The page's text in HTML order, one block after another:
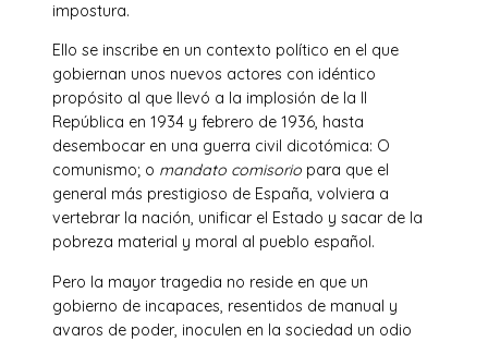
impostura.
Ello se inscribe en un contexto político en el que
gobiernan unos nuevos actores con idéntico
propósito al que llevó a la implosión de la II
República en 1934 y febrero de 1936, hasta
desembocar en una guerra civil dicotómica: O
comunismo; o mandato comisorio para que el
general más prestigioso de España, volviera a
vertebrar la nación, unificar el Estado y sacar de la
pobreza material y moral al pueblo español.
Pero la mayor tragedia no reside en que un
gobierno de incapaces, resentidos de manual y
avaros de poder, inoculen en la sociedad un odio